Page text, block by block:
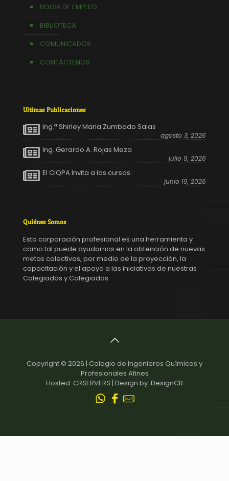
BOLSA DE EMPLEO
BIBLIOTECA
COMUNICADOS
CONTÁCTENOS
Ultimas Publicaciones
Ing.ª Shirley Maria Zumbado Salas
agosto 3, 2026
Ing. Gerardo A. Rojas Meza
julio 9, 2026
El CIQPA Invita a los cursos:
junio 19, 2026
Quiénes Somos
Esta corporación profesional es una herramienta y
como tal puede ayudarnos en la obtención de nuevas
metas colectivas, por medio de la proyección, la
capacitación y el apoyo a las iniciativas de nuestras
Colegiadas y Colegiados.
Copyright © 2026 | Colegio de Ingenieros Químicos y
Profesionales Afines
Hosted: CRSERVERS | Design by: DesignCR